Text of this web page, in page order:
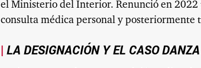
el Ministerio del Interior. Renunció en
consulta médica personal y posteriormente
LA DESIGNACIÓN Y EL CASO